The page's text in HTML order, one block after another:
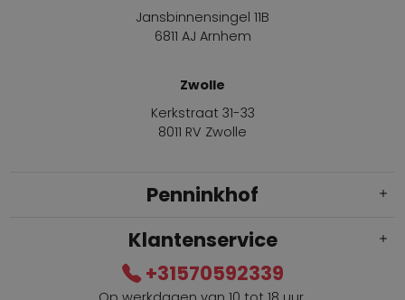
Jansbinnensingel 11B
6811 AJ Arnhem
Zwolle
Kerkstraat 31-33
8011 RV Zwolle
Penninkhof
Klantenservice
+31570592339